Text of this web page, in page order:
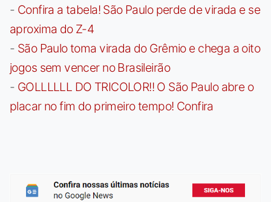
- Confira a tabela! São Paulo perde de virada e se
aproxima do Z-4
- São Paulo toma virada do Grêmio e chega a oito
jogos sem vencer no Brasileirão
- GOLLLLLL DO TRICOLOR!! O São Paulo abre o
placar no fim do primeiro tempo! Confira